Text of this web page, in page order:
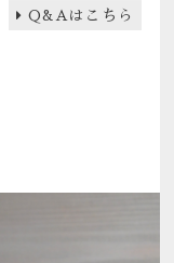
Q&Aはこちら